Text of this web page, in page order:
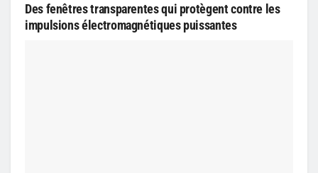
Des fenêtres transparentes qui protègent contre les
impulsions électromagnétiques puissantes